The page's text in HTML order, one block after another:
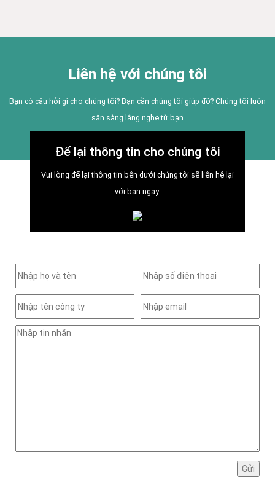
Liên hệ với chúng tôi
Bạn có câu hỏi gì cho chúng tôi? Bạn cần chúng tôi giúp đỡ? Chúng tôi luôn
sẵn sàng lắng nghe từ bạn
Để lại thông tin cho chúng tôi
Vui lòng để lại thông tin bên dưới chúng tôi sẽ liên hệ lại
với bạn ngay.